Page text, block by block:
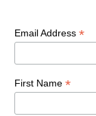
Email Address *
First Name *